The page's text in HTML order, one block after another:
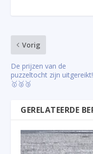
Vorig
De prijzen van de
puzzeltocht zijn uitgereikt!
🥇🥈🥉
GERELATEERDE